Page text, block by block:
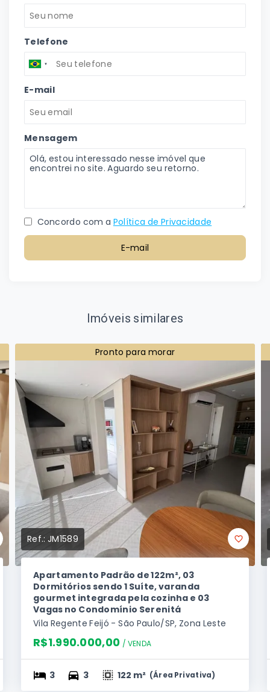
Telefone
E-mail
Mensagem
Concordo com a Política de Privacidade
E-mail
Imóveis similares
Pronto para morar
Ref.:JM1589
Apartamento Padrão de 122m², 03
Dormitórios sendo 1 Suíte, varanda
gourmet integrada pela cozinha e 03
Vagas no Condomínio Serenitá
Vila Regente Feijó - São Paulo/SP, Zona Leste
R$1.990.000,00 / VENDA
3 3 122 m² (Área Privativa)